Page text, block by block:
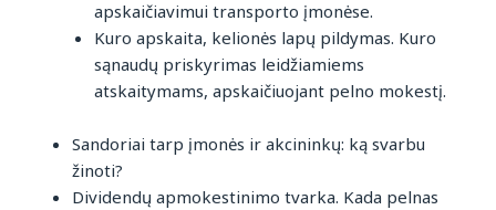
apskaičiavimui transporto įmonėse.
Kuro apskaita, kelionės lapų pildymas. Kuro
sąnaudų priskyrimas leidžiamiems
atskaitymams, apskaičiuojant pelno mokestį.
Sandoriai tarp įmonės ir akcininkų: ką svarbu
žinoti?
Dividendų apmokestinimo tvarka. Kada pelnas